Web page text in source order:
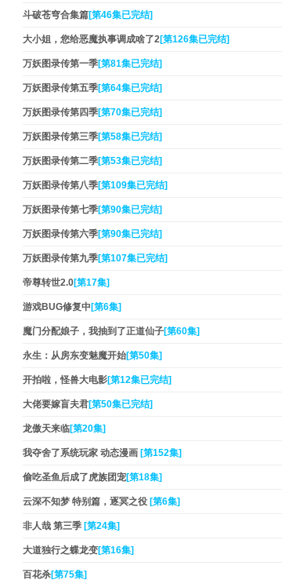
斗破苍穹合集篇[第46集已完结]
大小姐，您给恶魔执事调成啥了2[第126集已完结]
万妖图录传第一季[第81集已完结]
万妖图录传第五季[第64集已完结]
万妖图录传第四季[第70集已完结]
万妖图录传第三季[第58集已完结]
万妖图录传第二季[第53集已完结]
万妖图录传第八季[第109集已完结]
万妖图录传第七季[第90集已完结]
万妖图录传第六季[第90集已完结]
万妖图录传第九季[第107集已完结]
帝尊转世2.0[第17集]
游戏BUG修复中 [第6集]
魔门分配娘子，我抽到了正道仙子[第60集]
永生：从房东变魅魔开始[第50集]
开拍啦，怪兽大电影[第12集已完结]
大佬要嫁盲夫君[第50集已完结]
龙傲天来临[第20集]
我夺舍了系统玩家 动态漫画 [第152集]
偷吃圣鱼后成了虎族团宠[第18集]
云深不知梦 特别篇，逐冥之役​ [第6集]
非人哉 第三季 [第24集]
大道独行之蝶龙变[第16集]
百花杀[第75集]